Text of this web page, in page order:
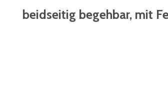
beidseitig begehbar, mit